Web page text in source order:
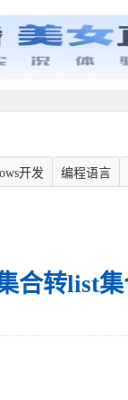
开发 编程语言
合转list集